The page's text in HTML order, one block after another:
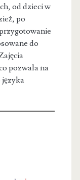
od dzieci w
po
do
pozwala na
języka